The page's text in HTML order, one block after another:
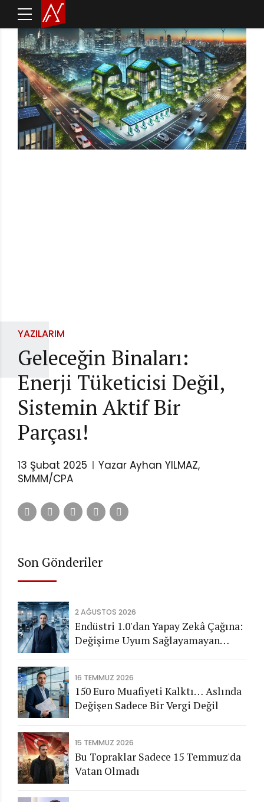
YAZILARIM
Geleceğin Binaları:
Enerji Tüketicisi Değil,
Sistemin Aktif Bir
Parçası!
13 Şubat 2025
Yazar Ayhan YILMAZ,
SMMM/CPA
Son Gönderiler
2 AĞUSTOS 2026
Endüstri 1.0'dan Yapay Zekâ Çağına:
Değişime Uyum Sağlayamayan
16 TEMMUZ 2026
150 Euro Muafiyeti Kalktı… Aslında
Değişen Sadece Bir Vergi Değil
15 TEMMUZ 2026
Bu Topraklar Sadece 15 Temmuz'da
Vatan Olmadı